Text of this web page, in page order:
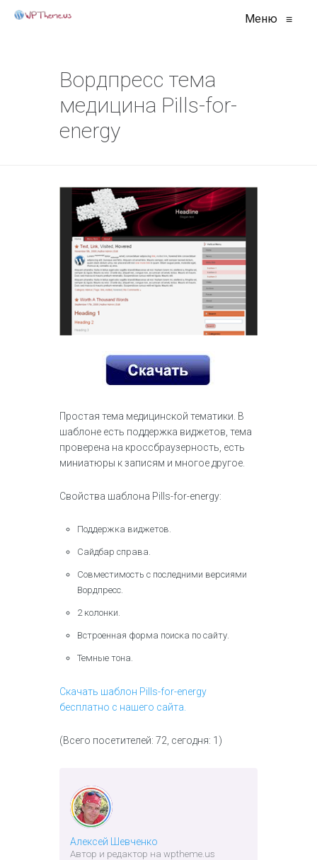
Меню ≡
Вордпресс тема
медицина Pills-for-
energy
Простая тема медицинской тематики. В
шаблоне есть поддержка виджетов, тема
проверена на кроссбраузерность, есть
миниатюры к записям и многое другое.
Свойства шаблона Pills-for-energy:
Поддержка виджетов.
Сайдбар справа.
Совместимость с последними версиями
Вордпресс.
2 колонки.
Встроенная форма поиска по сайту.
Темные тона.
Скачать шаблон Pills-for-energy
бесплатно с нашего сайта.
(Всего посетителей: 72, сегодня: 1)
Алексей Шевченко
Автор и редактор на wptheme.us